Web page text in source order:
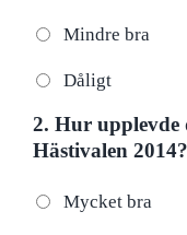
Mindre bra
Dåligt
2. Hur
Hästivalen 2014?
Mycket bra